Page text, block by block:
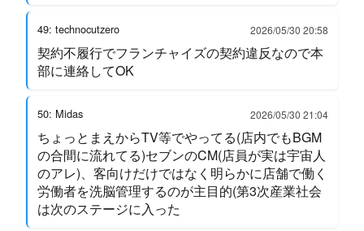
49: technocutzero 2026/05/30 20:58
契約不履行でフランチャイズの契約違反なので本
部に連絡してOK
50: Midas 2026/05/30 21:04
ちょっとまえからTV等でやってる(店内でもBGM
の合間に流れてる)セブンのCM(店員が実は宇宙人
のアレ)、客向けだけではなく明らかに店舗で働く
労働者を洗脳管理するのが主目的(第3次産業社会
は次のステージに入った